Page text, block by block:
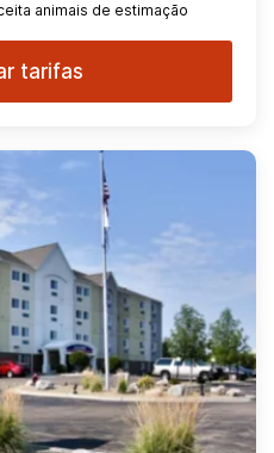
animais de estimação
tarifas